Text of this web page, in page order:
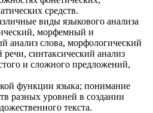
средств.
виды языкового анализа
морфемный и
анализ слова, морфологический
речи, синтаксический анализ
и сложного предложений,
функции языка; понимание
разных уровней в создании
текста.